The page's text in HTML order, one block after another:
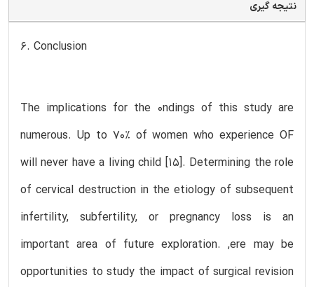
نتیجه گیری
6. Conclusion
The implications for the 0ndings of this study are
numerous. Up to 70% of women who experience OF
will never have a living child [15]. Determining the role
of cervical destruction in the etiology of subsequent
infertility, subfertility, or pregnancy loss is an
important area of future exploration. ,ere may be
opportunities to study the impact of surgical revision